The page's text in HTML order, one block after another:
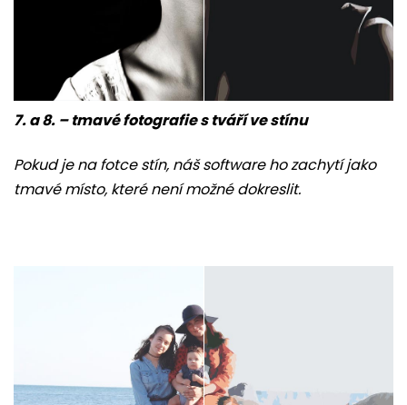
7. a 8. – tmavé fotografie s tváří ve stínu
Pokud je na fotce stín, náš software ho zachytí jako
tmavé místo, které není možné dokreslit.